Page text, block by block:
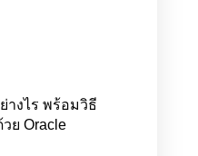
างไร พร้อมวิธี
ย Oracle